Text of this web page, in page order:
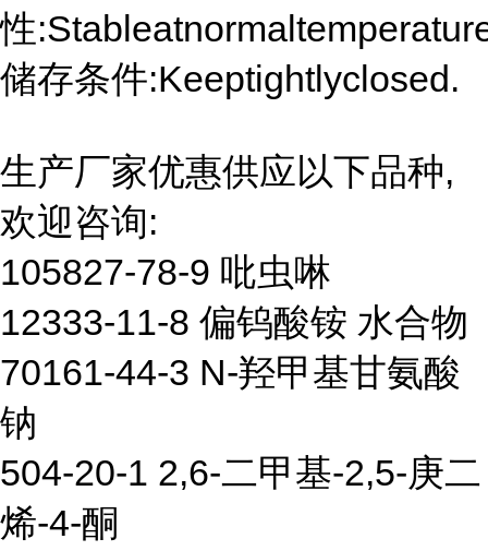
性
储存条件:Keeptightlyclosed.
生产厂家优惠供应以下品种,
欢迎咨询:
105827-78-9 吡虫啉
12333-11-8 偏钨酸铵 水合物
70161-44-3 N-羟甲基甘氨酸
钠
504-20-1 2,6-二甲基-2,5-庚二
烯-4-酮